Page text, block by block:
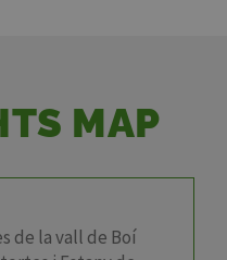
MAP
de la vall de Boí